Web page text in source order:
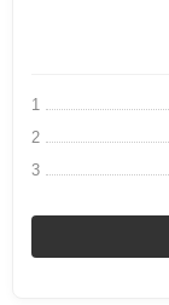
1
2
3